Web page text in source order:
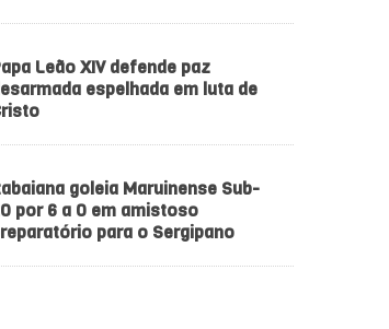
Leão XIV defende paz
espelhada em luta de
goleia Maruinense Sub-
por 6 a 0 em amistoso
para o Sergipano